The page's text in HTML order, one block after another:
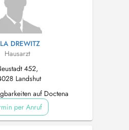
DREWITZ
Hausarzt
452,
Landshut
auf Doctena
per Anruf